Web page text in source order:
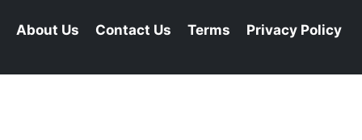
About Us Contact Us Terms Privacy Policy